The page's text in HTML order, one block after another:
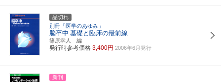
品切れ
別冊「医学のあゆみ」
脳卒中 基礎と臨床の最前線
篠原幸人 編
発行時参考価格 3,400円 2006年6月発行
新刊